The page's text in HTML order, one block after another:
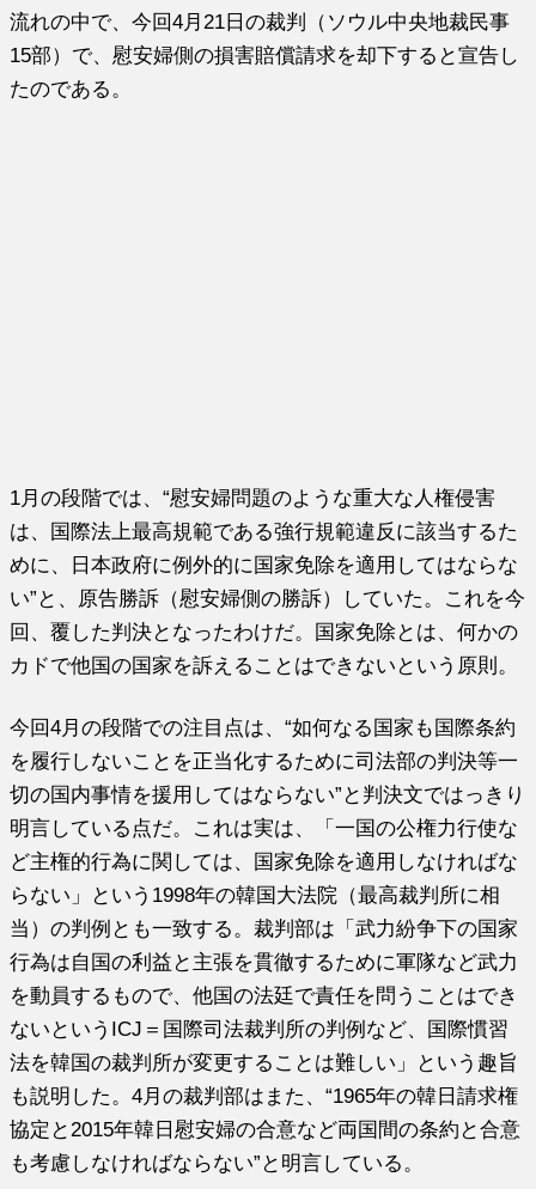
流れの中で、今回4月21日の裁判（ソウル中央地裁民事
15部）で、慰安婦側の損害賠償請求を却下すると宣告し
たのである。
1月の段階では、“慰安婦問題のような重大な人権侵害
は、国際法上最高規範である強行規範違反に該当するた
めに、日本政府に例外的に国家免除を適用してはならな
い”と、原告勝訴（慰安婦側の勝訴）していた。これを今
回、覆した判決となったわけだ。国家免除とは、何かの
カドで他国の国家を訴えることはできないという原則。
今回4月の段階での注目点は、“如何なる国家も国際条約
を履行しないことを正当化するために司法部の判決等一
切の国内事情を援用してはならない”と判決文ではっきり
明言している点だ。これは実は、「一国の公権力行使な
ど主権的行為に関しては、国家免除を適用しなければな
らない」という1998年の韓国大法院（最高裁判所に相
当）の判例とも一致する。裁判部は「武力紛争下の国家
行為は自国の利益と主張を貫徹するために軍隊など武力
を動員するもので、他国の法廷で責任を問うことはでき
ないというICJ＝国際司法裁判所の判例など、国際慣習
法を韓国の裁判所が変更することは難しい」という趣旨
も説明した。4月の裁判部はまた、“1965年の韓日請求権
協定と2015年韓日慰安婦の合意など両国間の条約と合意
も考慮しなければならない”と明言している。